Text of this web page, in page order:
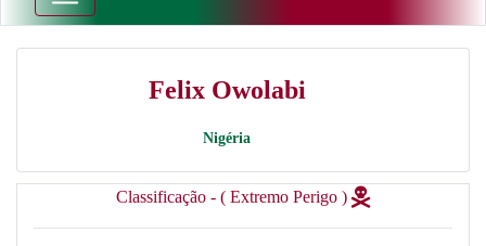
Felix Owolabi
Nigéria
Classificação - ( Extremo Perigo )